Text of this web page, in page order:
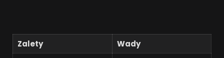
Zalety Wady